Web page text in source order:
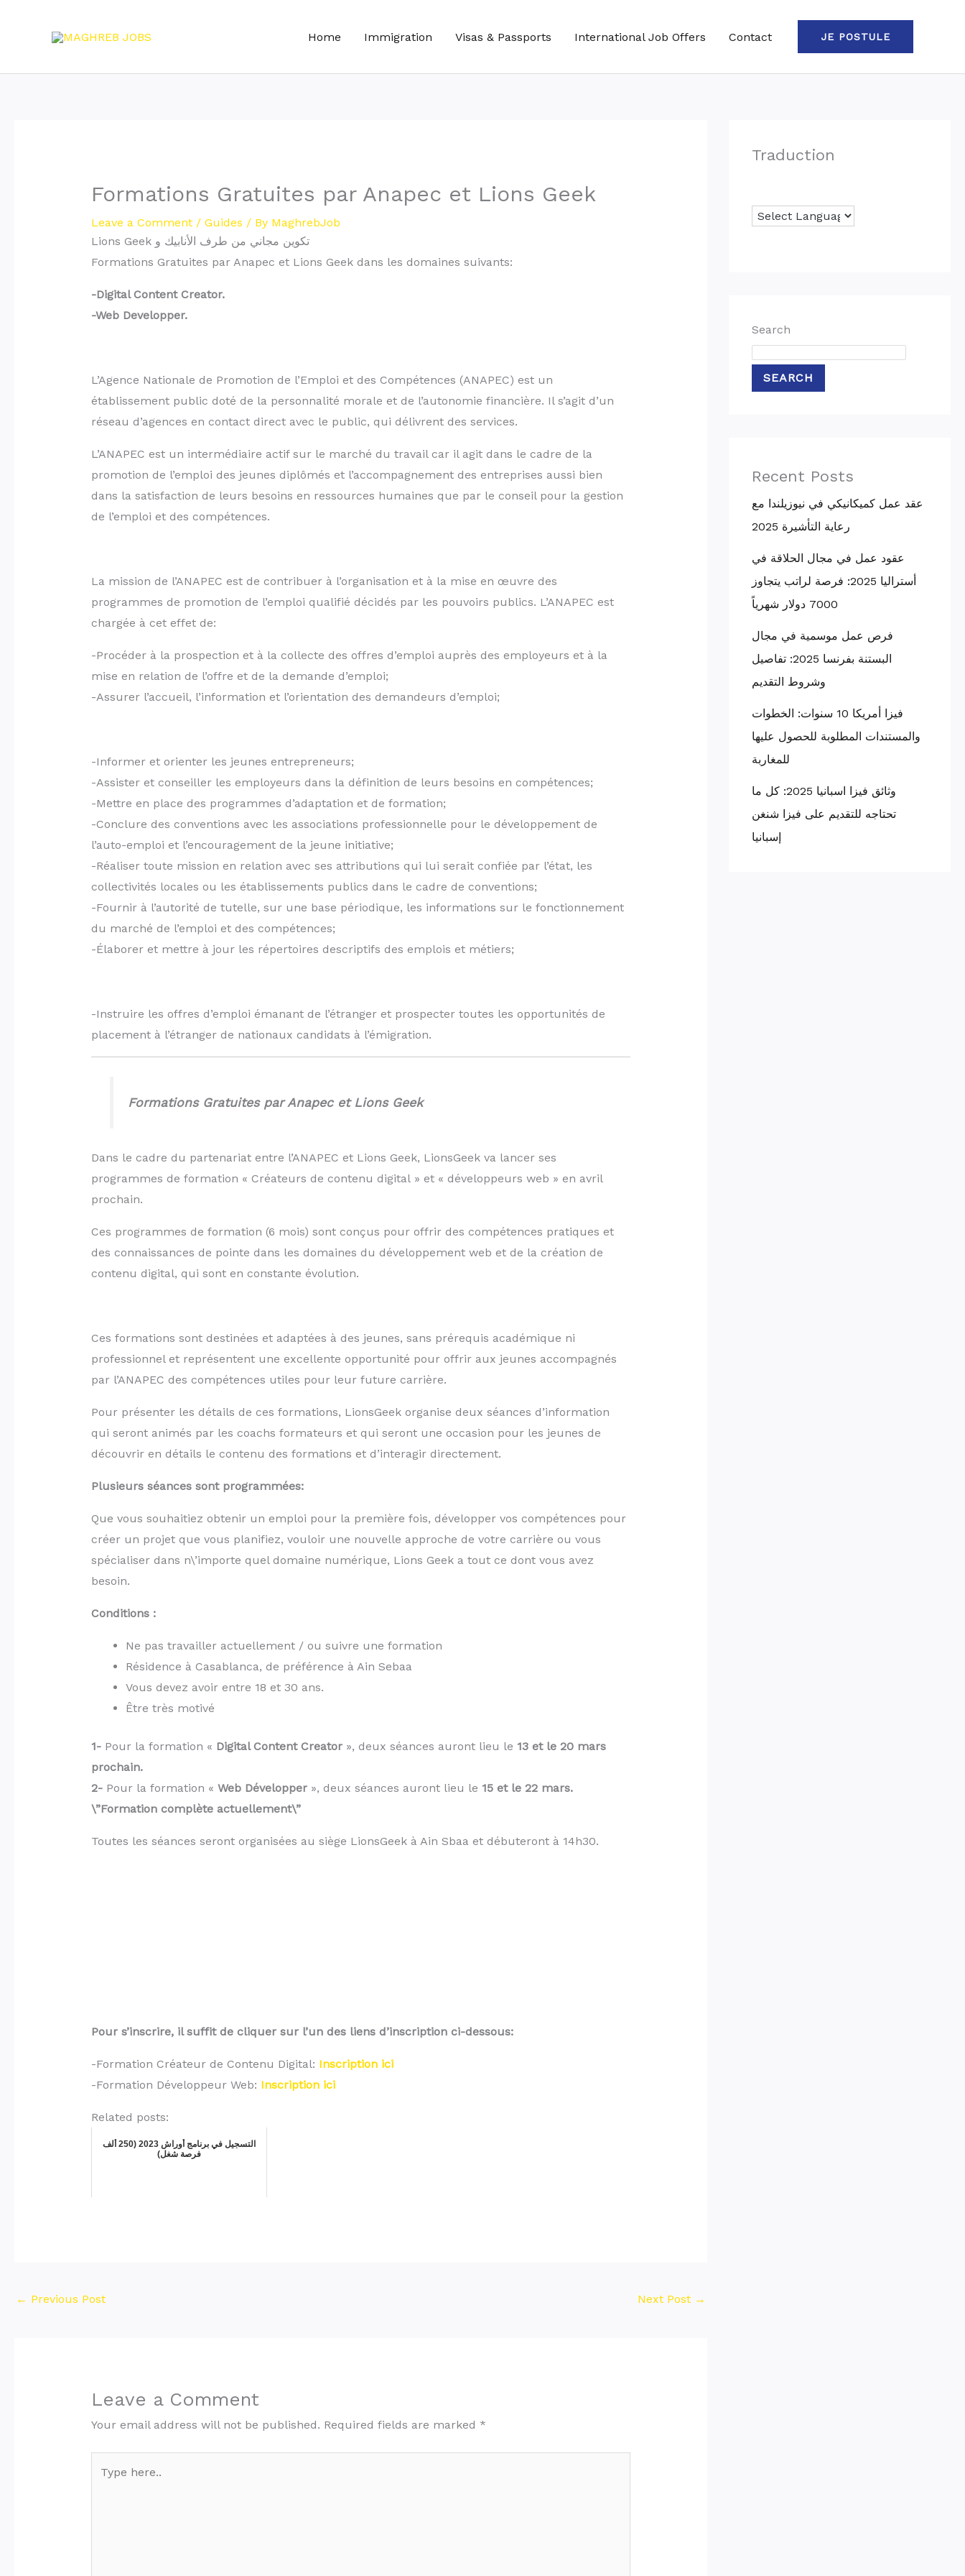
Home Immigration Visas & Passports International Job Offers Contact JE POSTULE
Formations Gratuites par Anapec et Lions Geek
Leave a Comment / Guides / By MaghrebJob
Lions Geek تكوين مجاني من طرف الأنابيك و
Formations Gratuites par Anapec et Lions Geek dans les domaines suivants:
-Digital Content Creator.
-Web Developper.
L’Agence Nationale de Promotion de l’Emploi et des Compétences (ANAPEC) est un
établissement public doté de la personnalité morale et de l’autonomie financière. Il s’agit d’un
réseau d’agences en contact direct avec le public, qui délivrent des services.
L’ANAPEC est un intermédiaire actif sur le marché du travail car il agit dans le cadre de la
promotion de l’emploi des jeunes diplômés et l’accompagnement des entreprises aussi bien
dans la satisfaction de leurs besoins en ressources humaines que par le conseil pour la gestion
de l’emploi et des compétences.
La mission de l’ANAPEC est de contribuer à l’organisation et à la mise en œuvre des
programmes de promotion de l’emploi qualifié décidés par les pouvoirs publics. L’ANAPEC est
chargée à cet effet de:
-Procéder à la prospection et à la collecte des offres d’emploi auprès des employeurs et à la
mise en relation de l’offre et de la demande d’emploi;
-Assurer l’accueil, l’information et l’orientation des demandeurs d’emploi;
-Informer et orienter les jeunes entrepreneurs;
-Assister et conseiller les employeurs dans la définition de leurs besoins en compétences;
-Mettre en place des programmes d’adaptation et de formation;
-Conclure des conventions avec les associations professionnelle pour le développement de
l’auto-emploi et l’encouragement de la jeune initiative;
-Réaliser toute mission en relation avec ses attributions qui lui serait confiée par l’état, les
collectivités locales ou les établissements publics dans le cadre de conventions;
-Fournir à l’autorité de tutelle, sur une base périodique, les informations sur le fonctionnement
du marché de l’emploi et des compétences;
-Élaborer et mettre à jour les répertoires descriptifs des emplois et métiers;
-Instruire les offres d’emploi émanant de l’étranger et prospecter toutes les opportunités de
placement à l’étranger de nationaux candidats à l’émigration.
Formations Gratuites par Anapec et Lions Geek
Dans le cadre du partenariat entre l’ANAPEC et Lions Geek, LionsGeek va lancer ses
programmes de formation « Créateurs de contenu digital » et « développeurs web » en avril
prochain.
Ces programmes de formation (6 mois) sont conçus pour offrir des compétences pratiques et
des connaissances de pointe dans les domaines du développement web et de la création de
contenu digital, qui sont en constante évolution.
Ces formations sont destinées et adaptées à des jeunes, sans prérequis académique ni
professionnel et représentent une excellente opportunité pour offrir aux jeunes accompagnés
par l’ANAPEC des compétences utiles pour leur future carrière.
Pour présenter les détails de ces formations, LionsGeek organise deux séances d’information
qui seront animés par les coachs formateurs et qui seront une occasion pour les jeunes de
découvrir en détails le contenu des formations et d’interagir directement.
Plusieurs séances sont programmées:
Que vous souhaitiez obtenir un emploi pour la première fois, développer vos compétences pour
créer un projet que vous planifiez, vouloir une nouvelle approche de votre carrière ou vous
spécialiser dans n\’importe quel domaine numérique, Lions Geek a tout ce dont vous avez
besoin.
Conditions :
Ne pas travailler actuellement / ou suivre une formation
Résidence à Casablanca, de préférence à Ain Sebaa
Vous devez avoir entre 18 et 30 ans.
Être très motivé
1-Pour la formation « Digital Content Creator», deux séances auront lieu le 13 et le 20 mars
prochain.
2-Pour la formation « Web Développer», deux séances auront lieu le 15 et le 22 mars.
\”Formation complète actuellement\”
Toutes les séances seront organisées au siège LionsGeek à Ain Sbaa et débuteront à 14h30.
Pour s’inscrire, il suffit de cliquer sur l’un des liens d’inscription ci-dessous:
-Formation Créateur de Contenu Digital: Inscription ici
-Formation Développeur Web: Inscription ici
Related posts:
التسجيل في برنامج أوراش 2023 (250 ألف
فرصة شغل)
← Previous Post Next Post →
Leave a Comment
Your email address will not be published. Required fields are marked *
here..
Traduction
Search
SEARCH
Recent Posts
عقد عمل كميكانيكي في نيوزيلندا مع
رعاية التأشيرة 2025
عقود عمل في مجال الحلاقة في
أستراليا 2025: فرصة لراتب يتجاوز
7000 دولار شهرياً
فرص عمل موسمية في مجال
البستنة بفرنسا 2025: تفاصيل
وشروط التقديم
فيزا أمريكا 10 سنوات: الخطوات
والمستندات المطلوبة للحصول عليها
للمغاربة
وثائق فيزا اسبانيا 2025: كل ما
تحتاجه للتقديم على فيزا شنغن
إسبانيا